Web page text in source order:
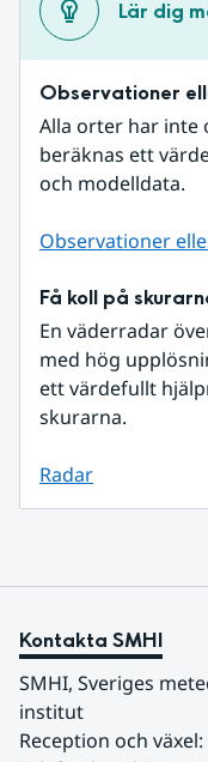
Lär dig
Observationer
Alla orter har inte
beräknas ett
och modelldata.
Observationer
Få koll på
En väderradar
med hög
ett värdefullt
skurarna.
Radar
Kontakta SMHI
SMHI, Sveriges
institut
Reception och växel: